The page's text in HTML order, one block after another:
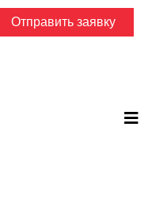
Отправить заявку